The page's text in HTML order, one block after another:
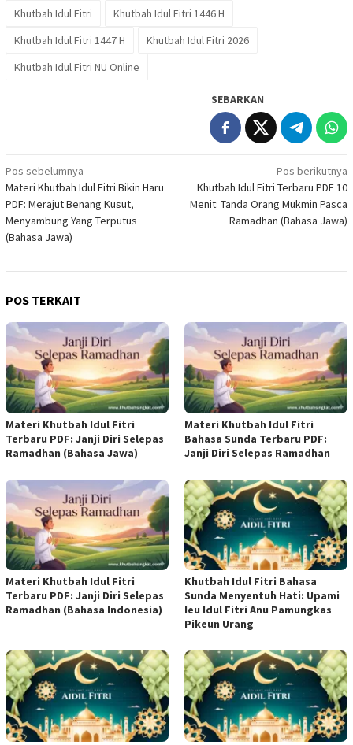
Khutbah Idul Fitri
Khutbah Idul Fitri 1446 H
Khutbah Idul Fitri 1447 H
Khutbah Idul Fitri 2026
Khutbah Idul Fitri NU Online
SEBARKAN
Navigasi
pos
Pos sebelumnya
Materi Khutbah Idul Fitri Bikin Haru
PDF: Merajut Benang Kusut,
Menyambung Yang Terputus
(Bahasa Jawa)
Pos berikutnya
Khutbah Idul Fitri Terbaru PDF 10
Menit: Tanda Orang Mukmin Pasca
Ramadhan (Bahasa Jawa)
POS TERKAIT
Materi Khutbah Idul Fitri
Terbaru PDF: Janji Diri Selepas
Ramadhan (Bahasa Jawa)
Materi Khutbah Idul Fitri
Bahasa Sunda Terbaru PDF:
Janji Diri Selepas Ramadhan
Materi Khutbah Idul Fitri
Terbaru PDF: Janji Diri Selepas
Ramadhan (Bahasa Indonesia)
Khutbah Idul Fitri Bahasa
Sunda Menyentuh Hati: Upami
Ieu Idul Fitri Anu Pamungkas
Pikeun Urang